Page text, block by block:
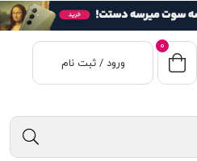
0
ورود / ثبت نام